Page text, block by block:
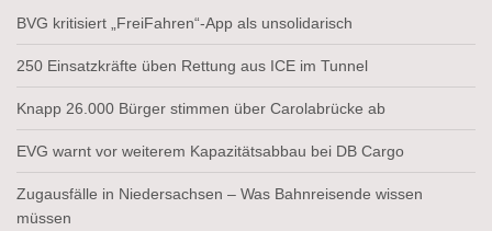
BVG kritisiert „FreiFahren“-App als unsolidarisch
250 Einsatzkräfte üben Rettung aus ICE im Tunnel
Knapp 26.000 Bürger stimmen über Carolabrücke ab
EVG warnt vor weiterem Kapazitätsabbau bei DB Cargo
Zugausfälle in Niedersachsen – Was Bahnreisende wissen
müssen